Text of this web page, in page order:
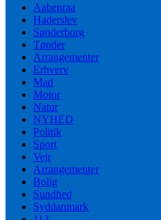
Aabenraa
Haderslev
Sønderborg
Tønder
Arrangementer
Erhverv
Mad
Motor
Natur
NYHED
Politik
Sport
Vejr
Arrangementer
Bolig
Sundhed
Syddanmark